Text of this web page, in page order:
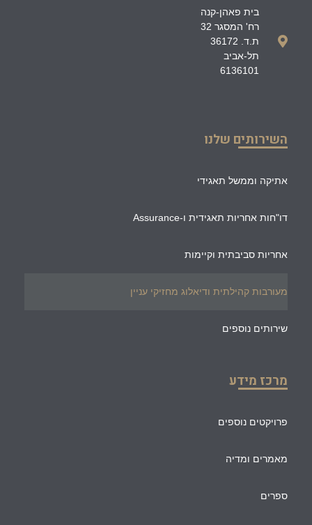
בית פאהן-קנה
רח' המסגר 32
ת.ד. 36172
תל-אביב
6136101
השירותים שלנו
אתיקה וממשל תאגידי
דו"חות אחריות תאגידית ו-Assurance
אחריות סביבתית וקיימות
מעורבות קהילתית ודיאלוג מחזיקי עניין
שירותים נוספים
מרכז מידע
פרויקטים נוספים
מאמרים ומדיה
ספרים